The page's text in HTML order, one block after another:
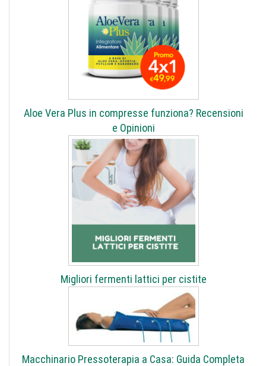
Aloe Vera Plus in compresse funziona? Recensioni
e Opinioni
Migliori fermenti lattici per cistite
Macchinario Pressoterapia a Casa: Guida Completa